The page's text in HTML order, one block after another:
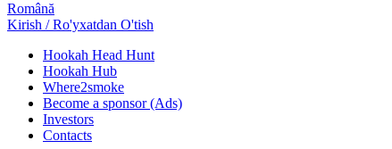
Română
Kirish / Ro'yxatdan O'tish
Hookah Head Hunt
Hookah Hub
Where2smoke
Become a sponsor (Ads)
Investors
Contacts